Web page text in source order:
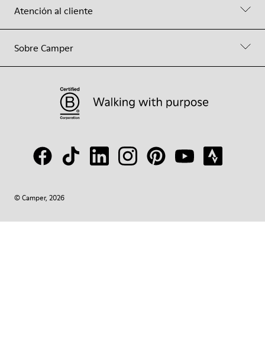
Atención al cliente
Sobre Camper
© Camper, 2026